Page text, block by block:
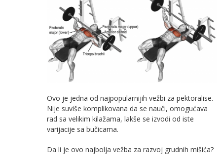
Ovo je jedna od najpopularnijih vežbi za pektoralise.
Nije suviše komplikovana da se nauči, omogućava
rad sa velikim kilažama, lakše se izvodi od iste
varijacije sa bučicama.
Da li je ovo najbolja vežba za razvoj grudnih mišića?